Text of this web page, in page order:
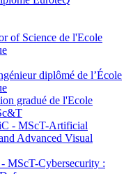
of Science de l'Ecole
diplômé de l’École
gradué de l'Ecole
- MScT-Artificial
Advanced Visual
MScT-Cybersecurity :